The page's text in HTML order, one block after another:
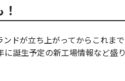
ドが立ち上がってからこれまで
誕生予定の新工場情報など盛り